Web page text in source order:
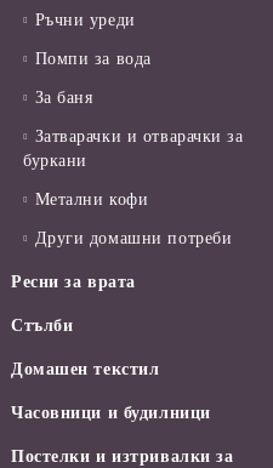
Ръчни уреди
Помпи за вода
За баня
Затварачки и отварачки за
буркани
Метални кофи
Други домашни потреби
Ресни за врата
Стълби
Домашен текстил
Часовници и будилници
Постелки и изтривалки за